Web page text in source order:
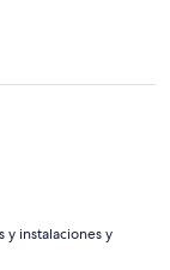
y instalaciones y